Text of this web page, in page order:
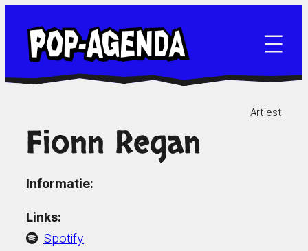
naar
inhoud
Artiest
Fionn Regan
Informatie:
Links:
Spotify